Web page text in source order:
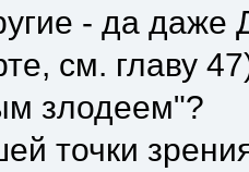
- да
см. главу
злодеем"?
точки